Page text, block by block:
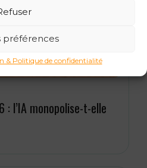
préférences
& Politique de confidentialité
: l’IA monopolise-t-elle